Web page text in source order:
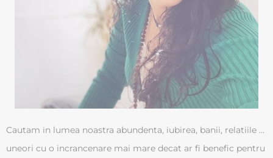
Cautam in lumea noastra abundenta, iubirea, banii, relatiile …
uneori cu o incrancenare mai mare decat ar fi benefic pentru